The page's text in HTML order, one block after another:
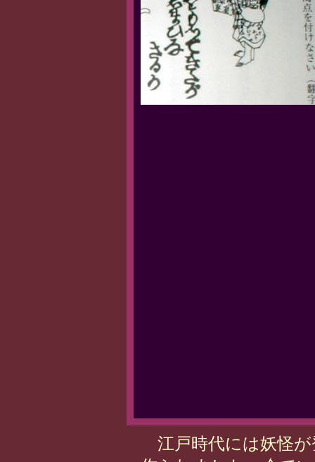
江戸時代には妖怪が